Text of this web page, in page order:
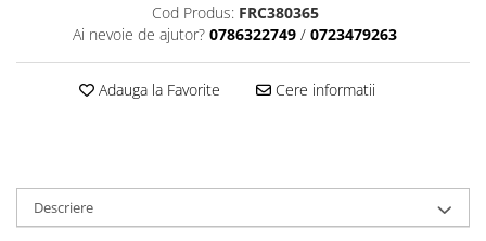
Suport telefon bicicleta
Oglinzi bicicleta
Cricuri bicicleta
Computer bicicleta
Cod Produs: FRC380365
Ai nevoie de ajutor? 0786322749 / 0723479263
Adauga la Favorite Cere informatii
Descriere